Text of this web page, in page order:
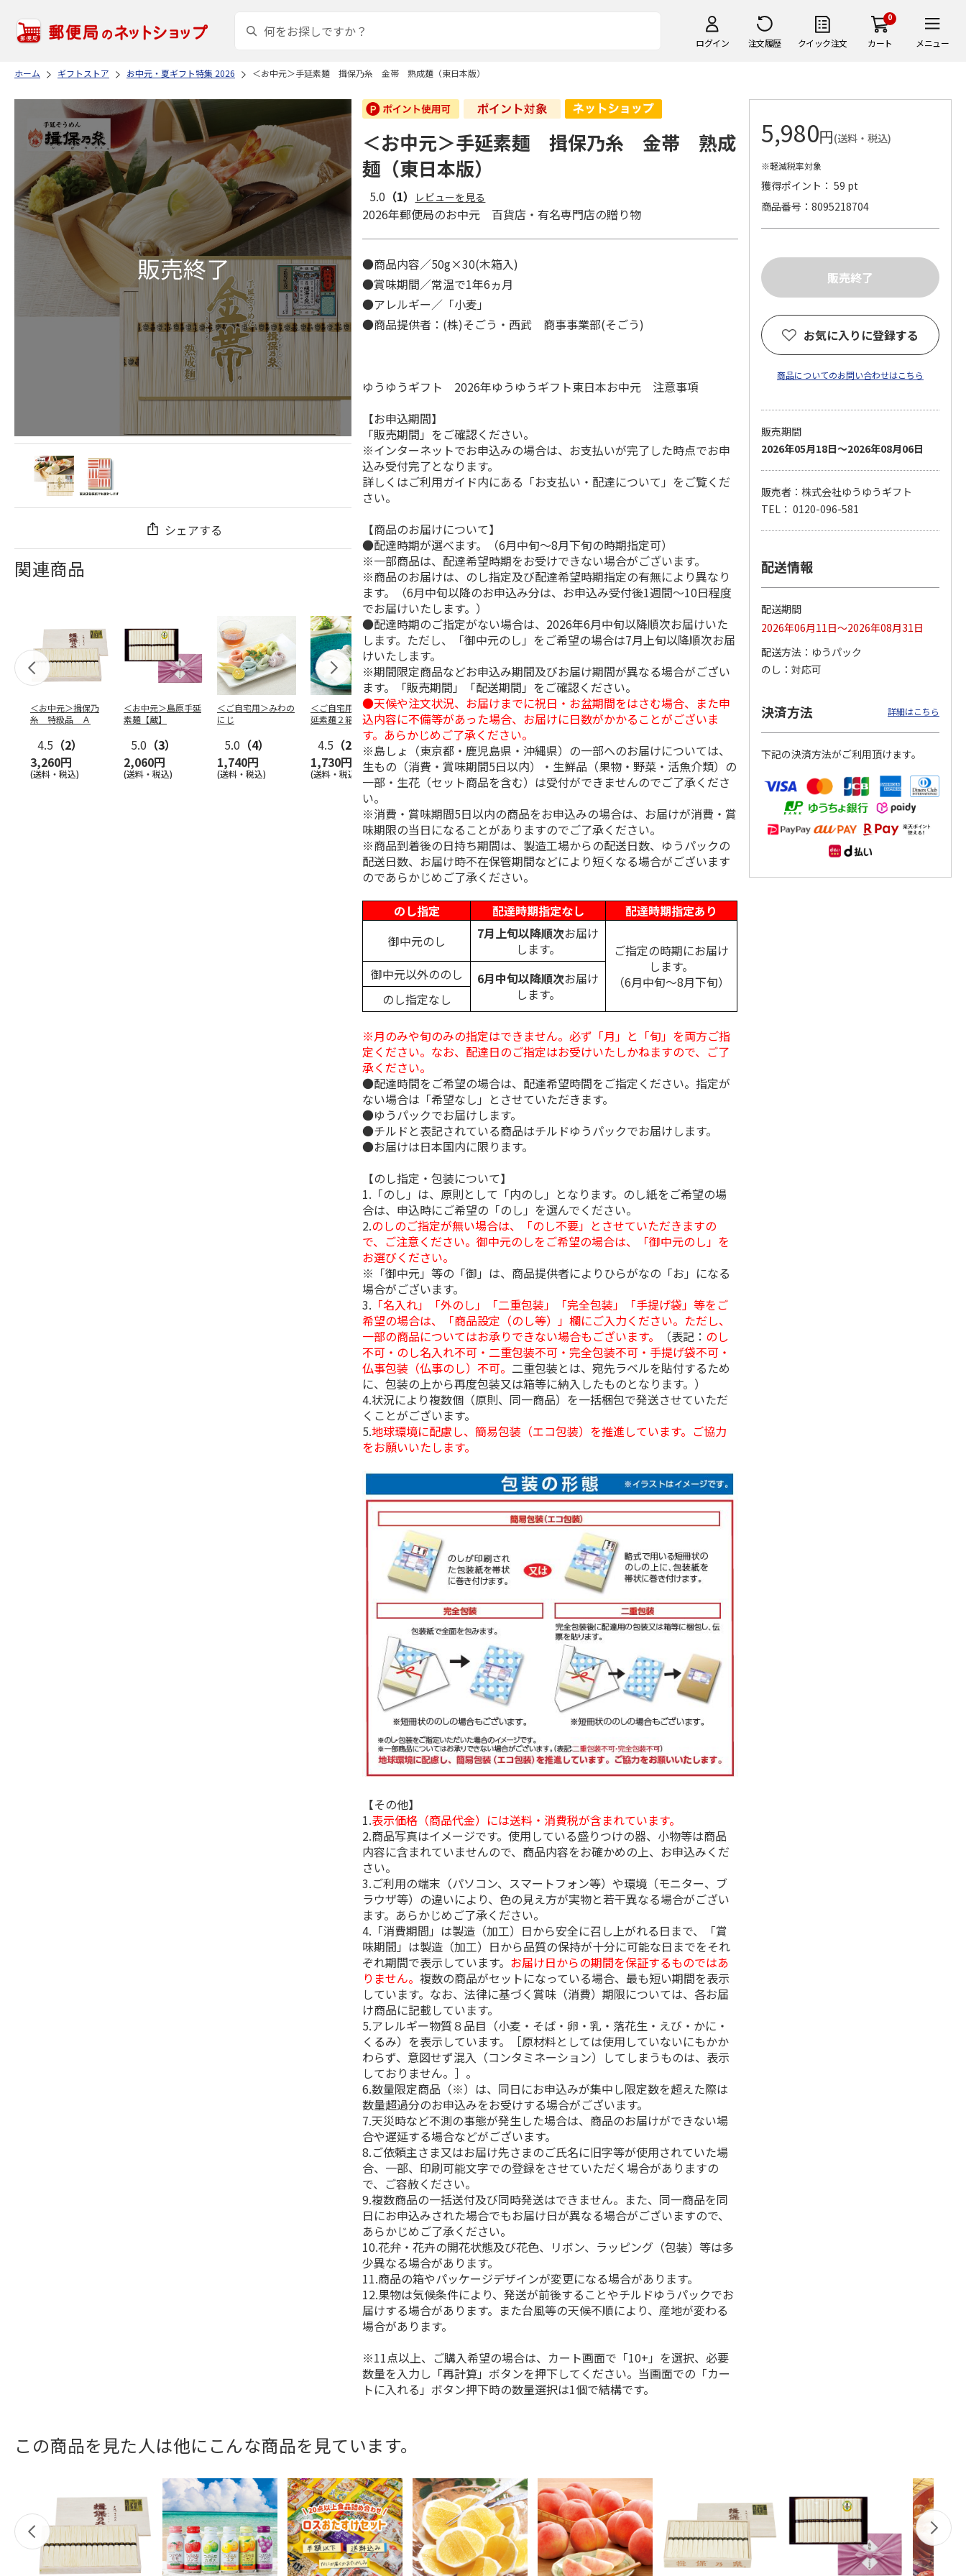
ログイン 注文履歴 クイック注文
0
カート メニュー
ホーム ギフトストア お中元・夏ギフト特集 2026 ＜お中元＞手延素麺 揖保乃糸 金帯 熟成麺（東日本版）
シェアする
関連商品
＜お中元＞揖保乃
糸 特級品 Ａ
4.5 （2）
3,260円
(送料・税込)
＜お中元＞島原手延
素麺【蔵】
5.0 （3）
2,060円
(送料・税込)
＜ご自宅用＞みわの
にじ
5.0 （4）
1,740円
(送料・税込)
＜ご自宅用＞島原手
延素麺２箱・黒ごま
4.5 （2）
1,730円
(送料・税込)
＜お中元＞島原手延
素麺３ｋｇ【古（ひ
ね）】
5.0（2）
3,980円
(送料・税込)
＜お中元＞お徳用
「国産小麦」小豆島
手延べ素麺
5.0 （1）
2,700円
(送料・税込)
＜ご自宅用＞島原手
延素麺２ｋｇ【古
4.5 （2）
2,940円
(送料・税込)
国産熟成 おいしい
三輪そうめん 光射
5.0（1）
3,240円
(送料・税込)
＜お中元＞三輪素
麺 誉 Ｂ
2,950円
三輪素麺 正倉院文
様パッケージ細麺
白髭
4,200円
(送料・税込)
＜お中元＞手延素麺 揖保乃糸 金帯 熟成
麺（東日本版）
5.0 （1） レビューを見る
2026年郵便局のお中元 百貨店・有名専門店の贈り物
●商品内容／50g×30(木箱入)
●賞味期間／常温で1年6ヵ月
●アレルギー／「小麦」
●商品提供者：(株)そごう・西武 商事事業部(そごう)
ゆうゆうギフト 2026年ゆうゆうギフト東日本お中元 注意事項
【お申込期間】
「販売期間」をご確認ください。
※インターネットでお申込みの場合は、お支払いが完了した時点でお申
込み受付完了となります。
詳しくはご利用ガイド内にある「お支払い・配達について」をご覧くだ
さい。
【商品のお届けについて】
●配達時期が選べます。（6月中旬～8月下旬の時期指定可）
※一部商品は、配達希望時期をお受けできない場合がございます。
※商品のお届けは、のし指定及び配達希望時期指定の有無により異なり
ます。（6月中旬以降のお申込み分は、お申込み受付後1週間～10日程度
でお届けいたします。）
●配達時期のご指定がない場合は、2026年6月中旬以降順次お届けいた
します。ただし、「御中元のし」をご希望の場合は7月上旬以降順次お届
けいたします。
※期間限定商品などお申込み期間及びお届け期間が異なる場合がござい
ます。「販売期間」「配送期間」をご確認ください。
●天候や注文状況、お届けまでに祝日・お盆期間をはさむ場合、また申
込内容に不備等があった場合、お届けに日数がかかることがございま
す。あらかじめご了承ください。
※島しょ（東京都・鹿児島県・沖縄県）の一部へのお届けについては、
生もの（消費・賞味期間5日以内）・生鮮品（果物・野菜・活魚介類）の
一部・生花（セット商品を含む）は受付ができませんのでご了承くださ
い。
※消費・賞味期間5日以内の商品をお申込みの場合は、お届けが消費・賞
味期限の当日になることがありますのでご了承ください。
※商品到着後の日持ち期間は、製造工場からの配送日数、ゆうパックの
配送日数、お届け時不在保管期間などにより短くなる場合がございます
のであらかじめご了承ください。
のし指定
配達時期指定なし
配達時期指定あり
御中元のし
7月上旬以降順次お届け
します。
ご指定の時期にお届け
します。
（6月中旬～8月下旬）
御中元以外ののし 6月中旬以降順次お届け
します。
のし指定なし
※月のみや旬のみの指定はできません。必ず「月」と「旬」を両方ご指
定ください。なお、配達日のご指定はお受けいたしかねますので、ご了
承ください。
●配達時間をご希望の場合は、配達希望時間をご指定ください。指定が
ない場合は「希望なし」とさせていただきます。
●ゆうパックでお届けします。
●チルドと表記されている商品はチルドゆうパックでお届けします。
●お届けは日本国内に限ります。
【のし指定・包装について】
1.「のし」は、原則として「内のし」となります。のし紙をご希望の場
合は、申込時にご希望の「のし」を選んでください。
2.のしのご指定が無い場合は、「のし不要」とさせていただきますの
で、ご注意ください。御中元のしをご希望の場合は、「御中元のし」を
お選びください。
※「御中元」等の「御」は、商品提供者によりひらがなの「お」になる
場合がございます。
3. 「名入れ」「外のし」「二重包装」「完全包装」「手提げ袋」等をご
希望の場合は、「商品設定（のし等）」欄にご入力ください。ただし、
一部の商品についてはお承りできない場合もございます。
（表記： のし
不可・のし名入れ不可・二重包装不可・完全包装不可・手提げ袋不可・
仏事包装（仏事のし）不可。 二重包装とは、宛先ラベルを貼付するため
に、包装の上から再度包装又は箱等に納入したものとなります。）
4.状況により複数個（原則、同一商品）を一括梱包で発送させていただ
くことがございます。
5.地球環境に配慮し、簡易包装（エコ包装）を推進しています。ご協力
をお願いいたします。
【その他】
1.表示価格（商品代金）には送料・消費税が含まれています。
2.商品写真はイメージです。使用している盛りつけの器、小物等は商品
内容に含まれていませんので、商品内容をお確かめの上、お申込みくだ
さい。
3.ご利用の端末（パソコン、スマートフォン等）や環境（モニター、ブ
ラウザ等）の違いにより、色の見え方が実物と若干異なる場合がござい
ます。あらかじめご了承ください。
4.「消費期間」は製造（加工）日から安全に召し上がれる日まで、「賞
味期間」は製造（加工）日から品質の保持が十分に可能な日までをそれ
ぞれ期間で表示しています。 お届け日からの期間を保証するものではあ
りません。複数の商品がセットになっている場合、最も短い期間を表示
しています。なお、法律に基づく賞味（消費）期限については、各お届
け商品に記載しています。
5.アレルギー物質８品目（小麦・そば・卵・乳・落花生・えび・かに・
くるみ）を表示しています。［原材料としては使用していないにもかか
わらず、意図せず混入（コンタミネーション）してしまうものは、表示
しておりません。］。
6.数量限定商品（※）は、同日にお申込みが集中し限定数を超えた際は
数量超過分のお申込みをお受けする場合がございます。
7.天災時など不測の事態が発生した場合は、商品のお届けができない場
合や遅延する場合などがございます。
8.ご依頼主さま又はお届け先さまのご氏名に旧字等が使用されていた場
合、一部、印刷可能文字での登録をさせていただく場合がありますの
で、ご容赦ください。
9.複数商品の一括送付及び同時発送はできません。また、同一商品を同
日にお申込みされた場合でもお届け日が異なる場合がございますので、
あらかじめご了承ください。
10.花弁・花卉の開花状態及び花色、リボン、ラッピング（包装）等は多
少異なる場合があります。
11.商品の箱やパッケージデザインが変更になる場合があります。
12.果物は気候条件により、発送が前後することやチルドゆうパックでお
届けする場合があります。また台風等の天候不順により、産地が変わる
場合があります。
※11点以上、ご購入希望の場合は、カート画面で「10+」を選択、必要
数量を入力し「再計算」ボタンを押下してください。当画面での「カー
トに入れる」ボタン押下時の数量選択は1個で結構です。
5,980円(送料・税込)
※軽減税率対象
獲得ポイント： 59 pt
商品番号
8095218704
お気に入りに登録する
商品についてのお問い合わせはこちら
販売期間
2026年05月18日～2026年08月06日
販売者：株式会社ゆうゆうギフト
TEL： 0120-096-581
配送情報
配送期間
2026年06月11日～2026年08月31日
配送方法
ゆうパック
のし
対応可
決済方法 詳細はこちら
下記の決済方法がご利用頂けます。
この商品を見た人は他にこんな商品を見ています。